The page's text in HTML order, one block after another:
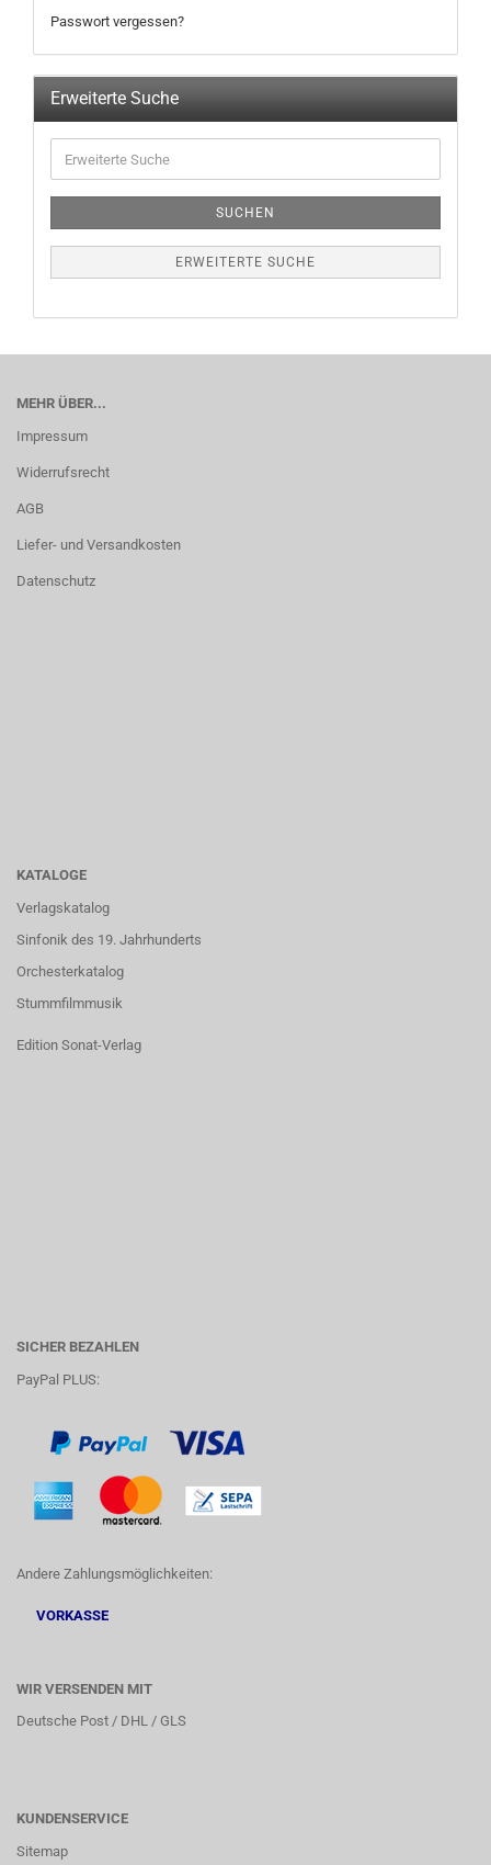
Passwort vergessen?
Erweiterte Suche
SUCHEN
ERWEITERTE SUCHE
MEHR ÜBER...
Impressum
Widerrufsrecht
AGB
Liefer- und Versandkosten
Datenschutz
KATALOGE
Verlagskatalog
Sinfonik des 19. Jahrhunderts
Orchesterkatalog
Stummfilmmusik
Edition Sonat-Verlag
SICHER BEZAHLEN
PayPal PLUS:
Andere Zahlungsmöglichkeiten:
VORKASSE
WIR VERSENDEN MIT
Deutsche Post / DHL / GLS
KUNDENSERVICE
Sitemap